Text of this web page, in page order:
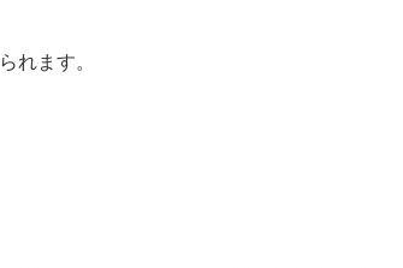
れます。